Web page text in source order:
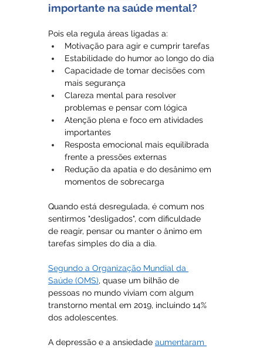
importante na saúde mental?
Pois ela regula áreas ligadas a:
Motivação para agir e cumprir tarefas
Estabilidade do humor ao longo do dia
Capacidade de tomar decisões com
mais segurança
Clareza mental para resolver
problemas e pensar com lógica
Atenção plena e foco em atividades
importantes
Resposta emocional mais equilibrada
frente a pressões externas
Redução da apatia e do desânimo em
momentos de sobrecarga
Quando está desregulada, é comum nos
sentirmos "desligados", com dificuldade
de reagir, pensar ou manter o ânimo em
tarefas simples do dia a dia.
Segundo a Organização Mundial da
Saúde (OMS), quase um bilhão de
pessoas no mundo viviam com algum
transtorno mental em 2019, incluindo 14%
dos adolescentes.
A depressão e a ansiedade aumentaram